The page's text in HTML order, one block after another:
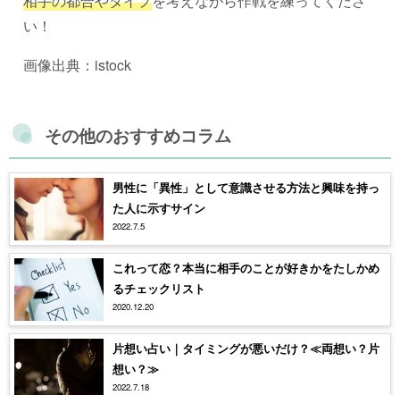
い！
画像出典：istock
その他のおすすめコラム
男性に「異性」として意識させる方法と興味を持っ
た人に示すサイン
2022.7.5
これって恋？本当に相手のことが好きかをたしかめ
るチェックリスト
2020.12.20
片想い占い｜タイミングが悪いだけ？≪両想い？片
想い？≫
2022.7.18